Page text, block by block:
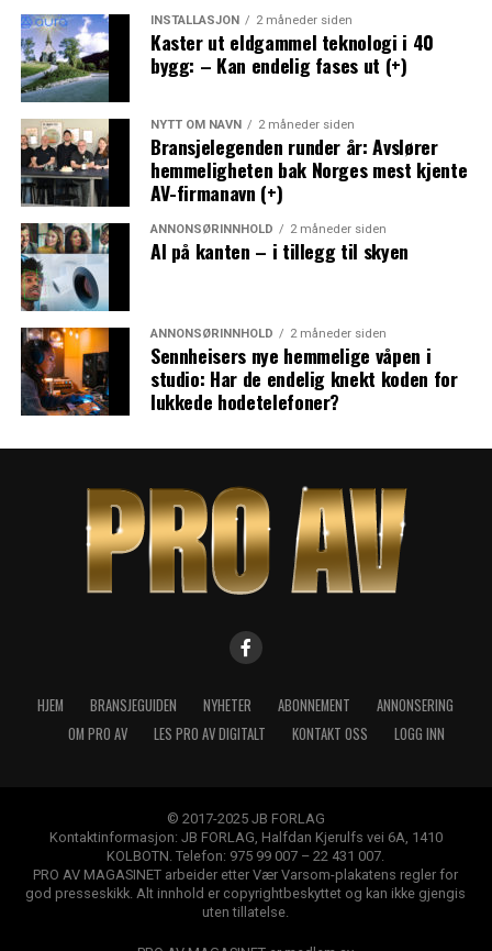
INSTALLASJON 2 måneder siden
Kaster ut eldgammel teknologi i 40
bygg: – Kan endelig fases ut (+)
NYTT OM NAVN 2 måneder siden
Bransjelegenden runder år: Avslører
hemmeligheten bak Norges mest kjente
AV-firmanavn (+)
ANNONSØRINNHOLD 2 måneder siden
AI på kanten – i tillegg til skyen
ANNONSØRINNHOLD 2 måneder siden
Sennheisers nye hemmelige våpen i
studio: Har de endelig knekt koden for
lukkede hodetelefoner?
HJEM BRANSJEGUIDEN NYHETER ABONNEMENT
ANNONSERING
OM PRO AV
LES PRO AV DIGITALT KONTAKT OSS LOGG INN
© 2017-2025 JB FORLAG
Kontaktinformasjon: JB FORLAG, Halfdan Kjerulfs vei 6A, 1410
KOLBOTN. Telefon: 975 99 007 – 22 431 007.
PRO AV MAGASINET arbeider etter Vær Varsom-plakatens regler for
god presseskikk. Alt innhold er copyrightbeskyttet og kan ikke gjengis
uten tillatelse.